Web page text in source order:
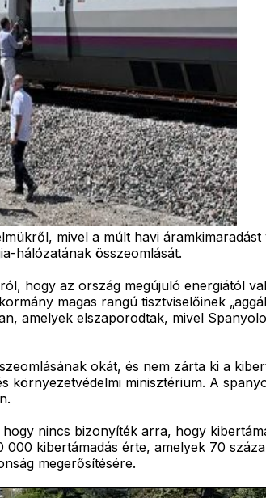
mivel a múlt havi
hálózatának összeomlását.
hogy az ország megújuló energiától
magas rangú tisztviselőinek
amelyek elszaporodtak, mivel
okát, és nem zárta ki a
minisztérium. A
nincs bizonyíték arra, hogy
kibertámadás érte, amelyek 70
megerősítésére.